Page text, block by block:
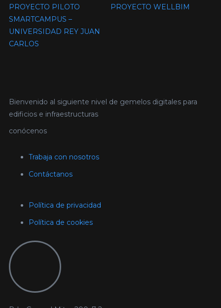
PROYECTO PILOTO
SMARTCAMPUS –
UNIVERSIDAD REY JUAN
CARLOS
PROYECTO WELLBIM
Bienvenido al siguiente nivel de gemelos digitales para
edificios e infraestructuras
conócenos
Trabaja con nosotros
Contáctanos
Política de privacidad
Política de cookies